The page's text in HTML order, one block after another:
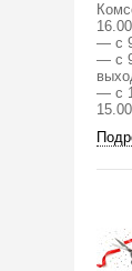
— с
— с
— с